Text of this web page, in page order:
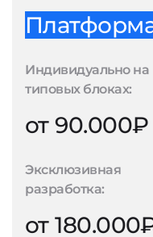
Индивидуально на
типовых блоках:
от 90.000₽
Эксклюзивная
разработка:
от